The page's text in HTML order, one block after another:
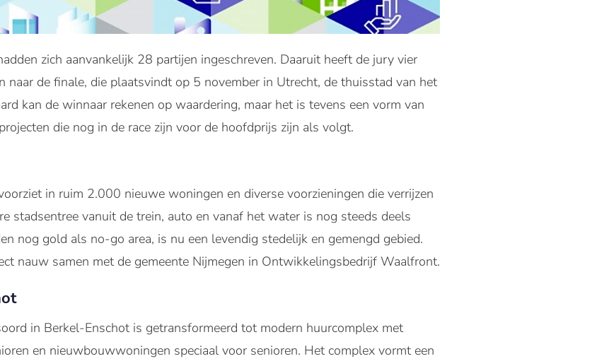
zich aanvankelijk 28 partijen ingeschreven. Daaruit heeft de jury vier
naar de finale, die plaatsvindt op 5 november in Utrecht, de thuisstad van het
kan de winnaar rekenen op waardering, maar het is tevens een vorm van
die nog in de race zijn voor de hoofdprijs zijn als volgt.
in ruim 2.000 nieuwe woningen en diverse voorzieningen die verrijzen
stadsentree vanuit de trein, auto en vanaf het water is nog steeds deels
nog gold als no-go area, is nu een levendig stedelijk en gemengd gebied.
nauw samen met de gemeente Nijmegen in Ontwikkelingsbedrijf Waalfront.
in Berkel-Enschot is getransformeerd tot modern huurcomplex met
en nieuwbouwwoningen speciaal voor senioren. Het complex vormt een